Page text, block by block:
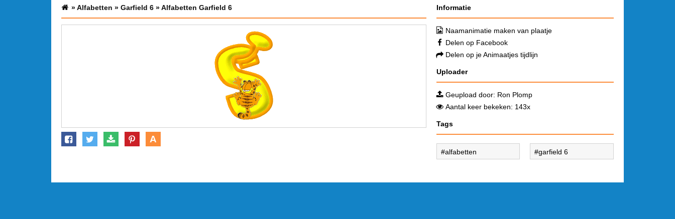
»Alfabetten » Garfield 6 »Alfabetten Garfield 6
A
Informatie
Naamanimatie maken van plaatje
Delen op Facebook
Delen op je Animaatjes tijdlijn
Uploader
Geupload door: Ron Plomp
Aantal keer bekeken: 143x
Tags
alfabetten garfield 6